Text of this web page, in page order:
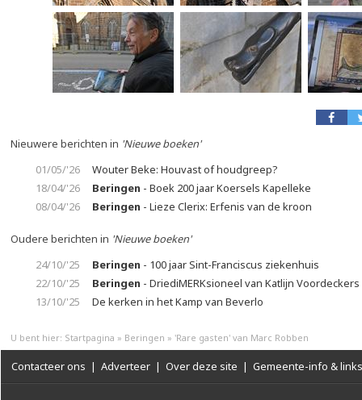
Nieuwere berichten in 'Nieuwe boeken'
01/05/'26
Wouter Beke: Houvast of houdgreep?
18/04/'26
Beringen - Boek 200 jaar Koersels Kapelleke
08/04/'26
Beringen - Lieze Clerix: Erfenis van de kroon
Oudere berichten in 'Nieuwe boeken'
24/10/'25
Beringen - 100 jaar Sint-Franciscus ziekenhuis
22/10/'25
Beringen - DriediMERKsioneel van Katlijn Voordeckers
13/10/'25
De kerken in het Kamp van Beverlo
U bent hier: Startpagina » Beringen » 'Rare gasten' van Marc Robben
Contacteer ons | Adverteer | Over deze site | Gemeente-info & links